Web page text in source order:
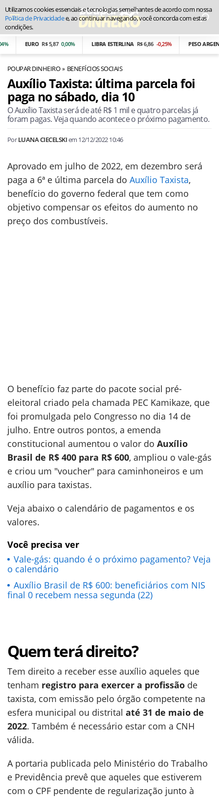
EURO R$ 5,87 0,00% LIBRA ESTERLINA R$ 6,86 -0,25% PESO
POUPAR DINHEIRO BENEFÍCIOS SOCIAIS
Auxílio Taxista: última parcela foi
paga no sábado, dia 10
O Auxílio Taxista será de até R$ 1 mil e quatro parcelas já
foram pagas. Veja quando acontece o próximo pagamento.
PorLUANA CIECELSKIem 12/12/2022 10:46
Aprovado em julho de 2022, em dezembro será
paga a 6ª e última parcela do Auxílio Taxista,
benefício do governo federal que tem como
objetivo compensar os efeitos do aumento no
preço dos combustíveis.
O benefício faz parte do pacote social pré-
eleitoral criado pela chamada PEC Kamikaze, que
foi promulgada pelo Congresso no dia 14 de
julho. Entre outros pontos, a emenda
constitucional aumentou o valor do Auxílio
Brasil de R$ 400 para R$ 600, ampliou o vale-gás
e criou um "voucher" para caminhoneiros e um
auxílio para taxistas.
Veja abaixo o calendário de pagamentos e os
valores.
Você precisa ver
Vale-gás: quando é o próximo pagamento? Veja
o calendário
Auxílio Brasil de R$ 600: beneficiários com NIS
final 0 recebem nessa segunda (22)
Quem terá direito?
Tem direito a receber esse auxílio aqueles que
tenham registro para exercer a profissão de
taxista, com emissão pelo órgão competente na
esfera municipal ou distrital até 31 de maio de
2022. Também é necessário estar com a CNH
válida.
A portaria publicada pelo Ministério do Trabalho
e Previdência prevê que aqueles que estiverem
com o CPF pendente de regularização junto à
Utilizamos cookies essenciais e tecnologias semelhantes de acordo com nossa
Política de Privacidadee, ao continuar navegando, você concorda com estas
condições.